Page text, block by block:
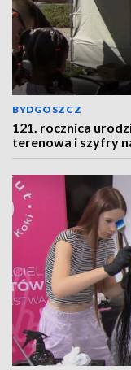
BYDGOSZCZ
121. rocznica
terenowa i szyfry